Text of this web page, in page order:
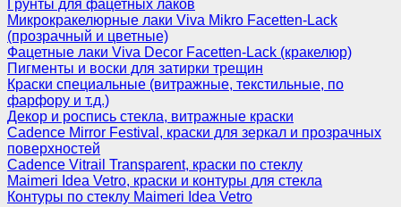
Грунты для фацетных лаков
Микрокракелюрные лаки Viva Mikro Facetten-Lack
(прозрачный и цветные)
Фацетные лаки Viva Decor Facetten-Lack (кракелюр)
Пигменты и воски для затирки трещин
Краски специальные (витражные, текстильные, по
фарфору и т.д.)
Декор и роспись стекла, витражные краски
Cadence Mirror Festival, краски для зеркал и прозрачных
поверхностей
Cadence Vitrail Transparent, краски по стеклу
Maimeri Idea Vetro, краски и контуры для стекла
Контуры по стеклу Maimeri Idea Vetro